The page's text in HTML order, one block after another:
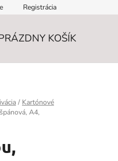
Registrácia
KOŠÍK
/ Kartónové
A4,